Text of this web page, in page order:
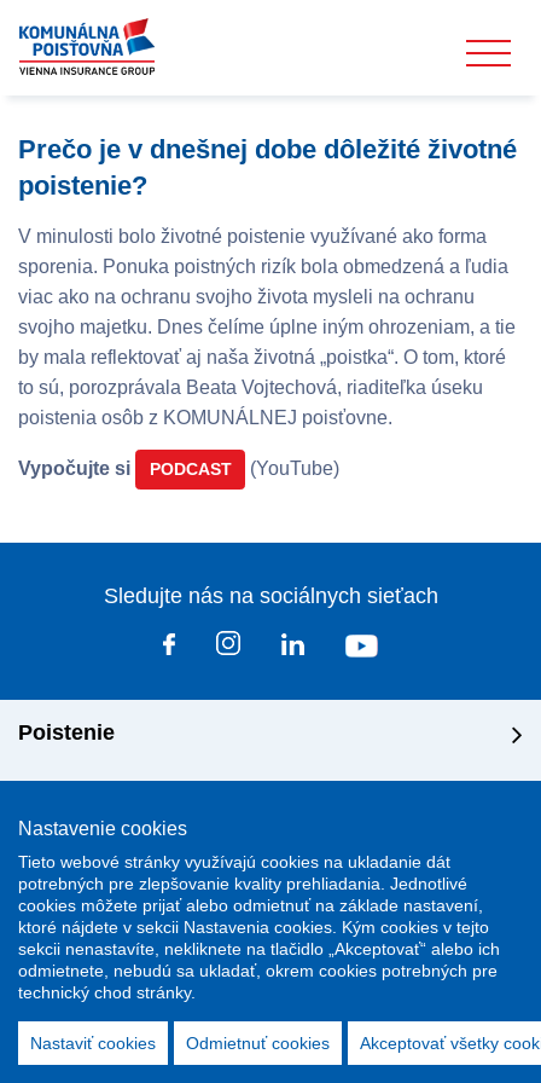
Nastavenie cookies
Tieto webové stránky využívajú cookies na ukladanie dát
potrebných pre zlepšovanie kvality prehliadania. Jednotlivé
cookies môžete prijať alebo odmietnuť na základe nastavení,
ktoré nájdete v sekcii Nastavenia cookies. Kým cookies v tejto
sekcii nenastavíte, nekliknete na tlačidlo „Akceptovať“ alebo ich
odmietnete, nebudú sa ukladať, okrem cookies potrebných pre
technický chod stránky.
Nastaviť cookies Odmietnuť cookies Akceptovať všetky
Prečo je v dnešnej dobe dôležité životné
poistenie?
V minulosti bolo životné poistenie využívané ako forma
sporenia. Ponuka poistných rizík bola obmedzená a ľudia
viac ako na ochranu svojho života mysleli na ochranu
svojho majetku. Dnes čelíme úplne iným ohrozeniam, a tie
by mala reflektovať aj naša životná „poistka“. O tom, ktoré
to sú, porozprávala Beata Vojtechová, riaditeľka úseku
poistenia osôb z KOMUNÁLNEJ poisťovne.
Vypočujte si PODCAST (YouTube)
Sledujte nás na sociálnych sieťach
Poistenie
Dôležité odkazy
Stránky podporuje redakčný system